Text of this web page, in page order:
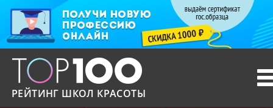
РЕЙТИНГ ШКОЛ КРАСОТЫ